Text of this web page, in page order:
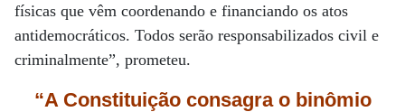
físicas que vêm coordenando e financiando os atos
antidemocráticos. Todos serão responsabilizados civil e
criminalmente”, prometeu.
“A Constituição consagra o binômio